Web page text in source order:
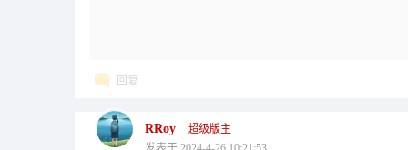
回复
RRoy
超级版主